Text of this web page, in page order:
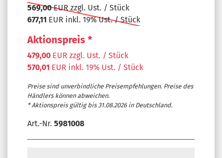
569,00EUR zzgl. Ust. / Stück
677,11 EUR inkl. 19% Ust. / Stück
Aktionspreis *
479,00 EUR zzgl. Ust. / Stück
570,01 EUR inkl. 19% Ust. / Stück
Preise sind unverbindliche Preisempfehlungen. Preise des
Händlers können abweichen.
* Aktionspreis gültig bis 31.08.2026 in Deutschland.
Art.-Nr. 5981008